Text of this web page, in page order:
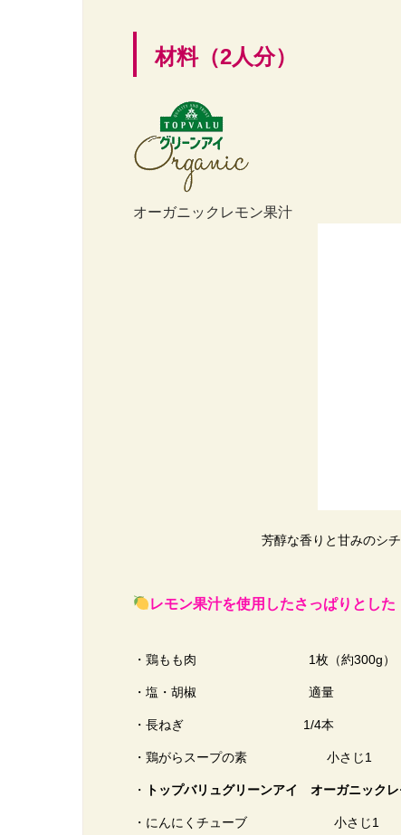
材料（2人分）
オーガニックレモン果汁
芳醇な香りと甘みのシ
レモン果汁を使用したさっぱりとした
・鶏もも肉 1枚（約300g）
・塩・胡椒 適量
・長ねぎ 1/4本
・鶏がらスープの素 小さじ1
・ トップバリュグリーンアイ オーガニック
・にんにくチューブ 小さじ1